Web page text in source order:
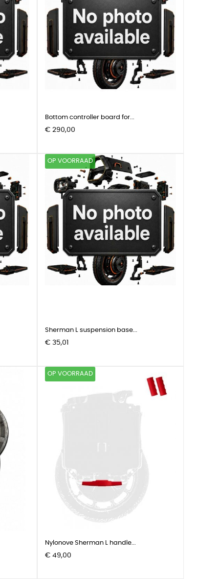
Bottom controller board for...
Prijs
€ 290,00
OP VOORRAAD
Sherman L suspension base...
Prijs
€ 35,01
OP VOORRAAD
Nylonove Sherman L handle...
Prijs
€ 49,00